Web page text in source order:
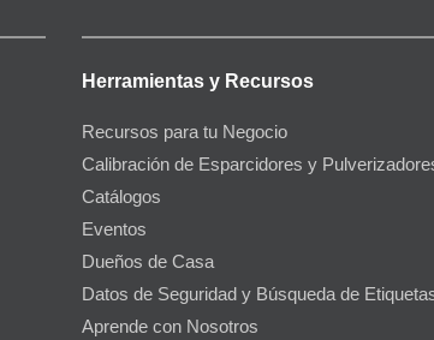
Herramientas y Recursos
Recursos para tu Negocio
Calibración de Esparcidores y
Catálogos
Eventos
Dueños de Casa
Datos de Seguridad y Búsqueda de
Aprende con Nosotros